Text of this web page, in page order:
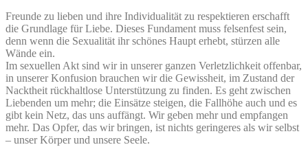
Freunde zu lieben und ihre Individualität zu respektieren erschafft
die Grundlage für Liebe. Dieses Fundament muss felsenfest sein,
denn wenn die Sexualität ihr schönes Haupt erhebt, stürzen alle
Wände ein.
Im sexuellen Akt sind wir in unserer ganzen Verletzlichkeit offenbar,
in unserer Konfusion brauchen wir die Gewissheit, im Zustand der
Nacktheit rückhaltlose Unterstützung zu finden. Es geht zwischen
Liebenden um mehr; die Einsätze steigen, die Fallhöhe auch und es
gibt kein Netz, das uns auffängt. Wir geben mehr und empfangen
mehr. Das Opfer, das wir bringen, ist nichts geringeres als wir selbst
– unser Körper und unsere Seele.